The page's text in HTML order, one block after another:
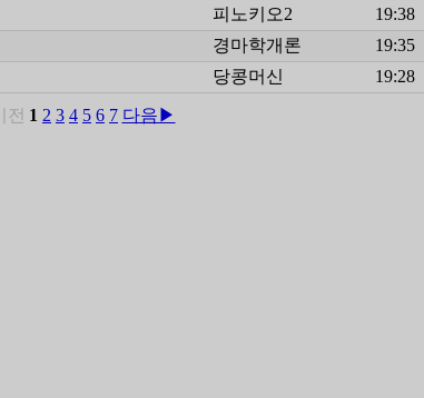
피노키오2
19:38
경마학개론
19:35
당콩머신 19:28
전 1 2 3 4 5 6 7 다음▶